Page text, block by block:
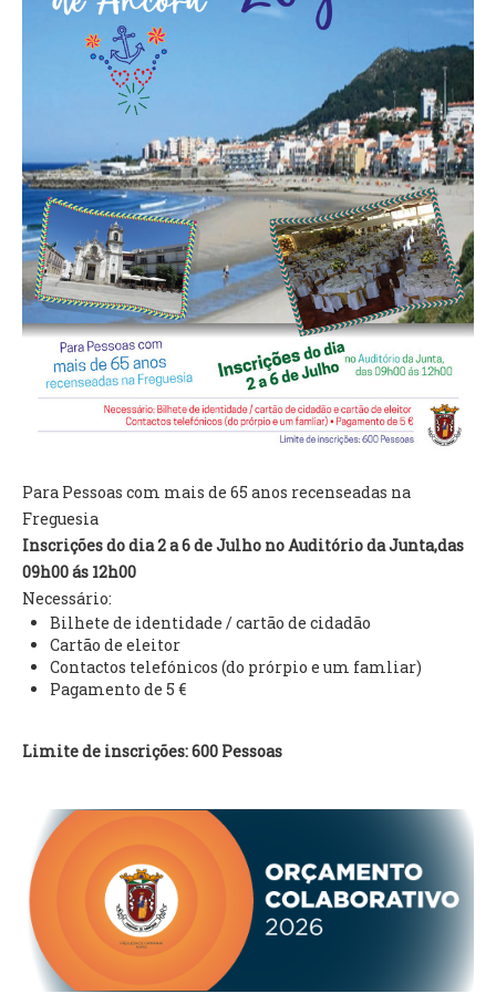
VÍDEOS
AUTARQUIA
CONSTITUIÇÃO
PRESIDENTE
EXECUTIVO E PELOUROS
ASSEMBLEIA DE FREGUESIA
GRAVAÇÕES DAS REUNIÕES PÚBLICAS DO EXECUTIVO
DOCUMENTOS
ATAS E DOCUMENTOS DA ASSEMBLEIA
REGULAMENTOS E TAXAS
INVENTÁRIO
RECRUTAMENTO PESSOAL
CÓDIGO DE CONDUTA
ORÇAMENTO COLABORATIVO
FUNDO DE APOIO AO ASSOCIATIVISMO
SUBVENÇÕES PÚBLICAS
SERVIÇOS
CANÍDEOS
CEMITÉRIO
RECENSEAMENTO ELEITORAL
ATESTADOS
VENDA AMBULANTE
EMPREGO (GIP)
Para Pessoas com mais de 65 anos recenseadas na
Freguesia
Inscrições do dia 2 a 6 de Julho no Auditório da Junta,das
09h00 ás 12h00
Necessário:
Bilhete de identidade / cartão de cidadão
Cartão de eleitor
Contactos telefónicos (do prórpio e um famliar)
Pagamento de 5 €
Limite de inscrições: 600 Pessoas